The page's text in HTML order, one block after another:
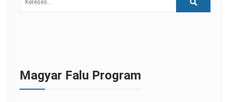
Magyar Falu Program